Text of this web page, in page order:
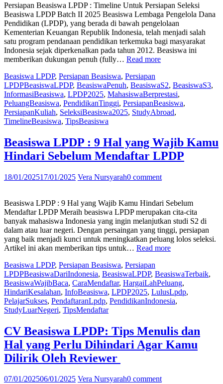
Persiapan Beasiswa LPDP : Timeline Untuk Persiapan Seleksi
Beasiswa LPDP Batch II 2025 Beasiswa Lembaga Pengelola Dana
Pendidikan (LPDP), yang berada di bawah pengelolaan
Kementerian Keuangan Republik Indonesia, telah menjadi salah
satu program pendanaan pendidikan terkemuka bagi masyarakat
Indonesia sejak diperkenalkan pada tahun 2012. Beasiswa ini
memberikan dukungan penuh (fully… Read more“Persiapan
:
Timeline
Untuk
Persiapan
LPDP
Batch
II
Beasiswa LPDP, Persiapan Beasiswa, Persiapan
LPDPBeasiswaLPDP, BeasiswaPenuh, BeasiswaS2, BeasiswaS3,
InformasiBeasiswa, LPDP2025, MahasiswaBerprestasi,
PeluangBeasiswa, PendidikanTinggi, PersiapanBeasiswa,
PersiapanKuliah, SeleksiBeasiswa2025, StudyAbroad,
TimelineBeasiswa, TipsBeasiswa
Beasiswa LPDP : 9 Hal yang Wajib Kamu
Hindari Sebelum Mendaftar LPDP
18/01/202517/01/2025 Vera Nursyarah0 comment
Beasiswa LPDP : 9 Hal yang Wajib Kamu Hindari Sebelum
Mendaftar LPDP Meraih beasiswa LPDP merupakan cita-cita
banyak mahasiswa Indonesia yang ingin melanjutkan studi S2 di
dalam atau luar negeri. Dengan persaingan yang tinggi, persiapan
yang baik menjadi kunci untuk meningkatkan peluang lolos seleksi.
Artikel ini akan memberikan tips untuk… Read more“Beasiswa
9
Hal
yang
Wajib
Sebelum
Mendaftar
LPDP”
Beasiswa LPDP, Persiapan Beasiswa, Persiapan
LPDPBeasiswaDariIndonesia, BeasiswaLPDP, BeasiswaTerbaik,
BeasiswaWajibBaca, CaraMendaftar, HargaiLahPeluang,
HindariKesalahan, InfoBeasiswa, LPDP2025, LulusLpdp,
PelajarSukses, PendaftaranLpdp, PendidikanIndonesia,
StudyLuarNegeri, TipsMendaftar
CV Beasiswa LPDP: Tips Menulis dan
Hal yang Perlu Dihindari Agar Kamu
Dilirik Oleh Reviewer
07/01/202506/01/2025 Vera Nursyarah0 comment